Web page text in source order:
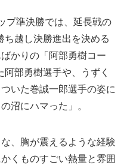
プ準決勝では、延長戦の
越し決勝進出を決める
かりの「阿部勇樹コー
部勇樹選手や、うずく
いた巻誠一郎選手の姿に
沼にハマった」。
、胸が震えるような経験
くものすごい熱量と雰囲